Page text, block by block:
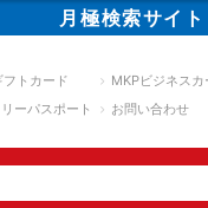
月極検索サイト
フトカード
MKPビジネスカ
ーパスポート
お問い合わせ